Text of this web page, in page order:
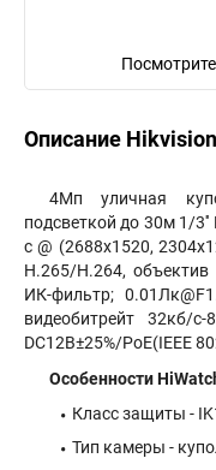
Описание
4Мп уличная
подсветкой до 30м 1/3''
с @ (2688х1520,
H.265/H.264,
ИК-фильтр;
видеобитрейт 32кб/
DC12В±25%/PoE(IEEE
Особенности
Класс защиты -
Тип камеры -